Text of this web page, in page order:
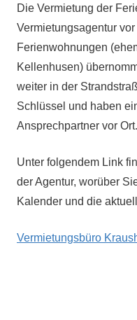
Die Vermietung der
Vermietungsagentur
Ferienwohnungen
Kellenhusen)
weiter in der
Schlüssel und haben
Ansprechpartner vor Ort.
Unter folgendem Link
der Agentur, worüber
Kalender und die
Vermietungsbüro